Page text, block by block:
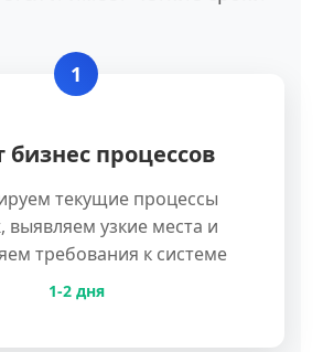
1
бизнес процессов
текущие процессы
выявляем узкие места и
требования к системе
1-2 дня